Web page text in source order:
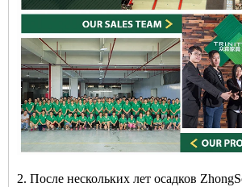
2. После нескольких лет осадков